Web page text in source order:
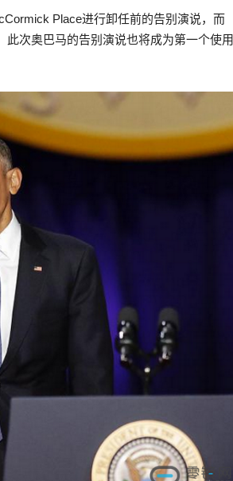
Place进行卸任前的告别演说，而
次奥巴马的告别演说也将成为第一个使用